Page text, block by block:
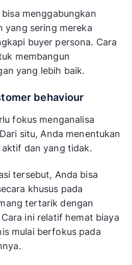
menggabungkan
yang sering mereka
buyer persona. Cara
membangun
yang lebih baik.
behaviour
fokus menganalisa
situ, Anda menentukan
dan yang tidak.
tersebut, Anda bisa
khusus pada
tertarik dengan
ini relatif hemat biaya
mulai berfokus pada